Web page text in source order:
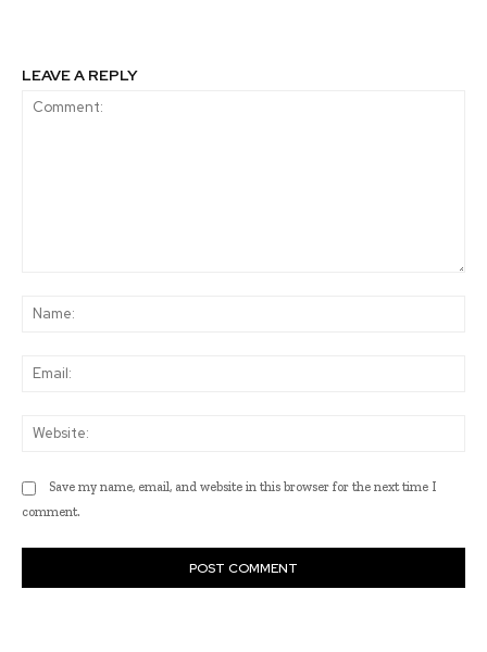
LEAVE A REPLY
Save my name, email, and website in this browser for the next time I
comment.